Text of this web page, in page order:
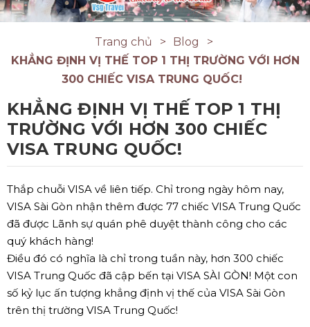
Trang chủ
Blog
KHẲNG ĐỊNH VỊ THẾ TOP 1 THỊ TRƯỜNG VỚI HƠN
300 CHIẾC VISA TRUNG QUỐC!
KHẲNG ĐỊNH VỊ THẾ TOP 1 THỊ
TRƯỜNG VỚI HƠN 300 CHIẾC
VISA TRUNG QUỐC!
Thắp chuỗi VISA về liên tiếp. Chỉ trong ngày hôm nay,
VISA Sài Gòn nhận thêm được 77 chiếc VISA Trung Quốc
đã được Lãnh sự quán phê duyệt thành công cho các
quý khách hàng!
Điều đó có nghĩa là chỉ trong tuần này, hơn 300 chiếc
VISA Trung Quốc đã cập bến tại VISA SÀI GÒN! Một con
số kỷ lục ấn tượng khẳng định vị thế của VISA Sài Gòn
trên thị trường VISA Trung Quốc!